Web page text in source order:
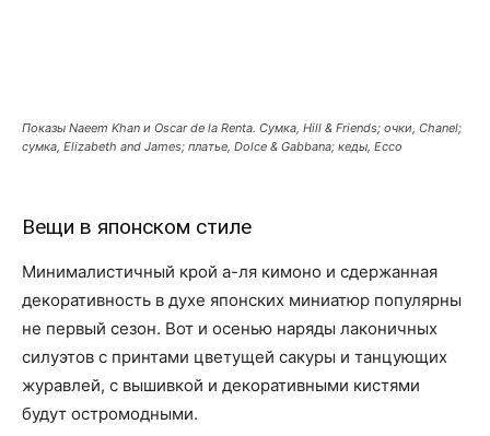
Показы Naeem Khan и Oscar de la Renta. Сумка, Hill & Friends; очки, Chanel;
сумка, Elizabeth and James; платье, Dolce & Gabbana; кеды, Ecco
Вещи в японском стиле
Минималистичный крой а-ля кимоно и сдержанная
декоративность в духе японских миниатюр популярны
не первый сезон. Вот и осенью наряды лаконичных
силуэтов с принтами цветущей сакуры и танцующих
журавлей, с вышивкой и декоративными кистями
будут остромодными.